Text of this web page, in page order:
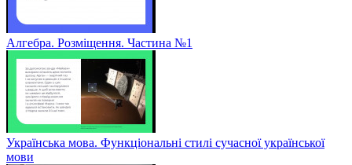
Алгебра. Розміщення. Частина №1
Українська мова. Функціональні стилі сучасної української
мови